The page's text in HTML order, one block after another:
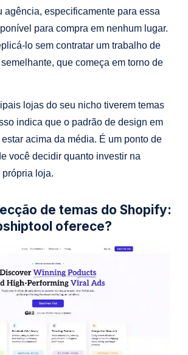
agência, especificamente para essa
para compra em nenhum lugar.
lo sem contratar um trabalho de
que começa em torno de
lojas do seu nicho tiverem temas
indica que o padrão de design em
acima da média. É um ponto de
você decidir quanto investir na
loja.
de temas do Shopify:
oferece?